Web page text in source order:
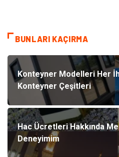
BUNLARI KAÇIRMA
Konteyner Modelleri Her
Konteyner Çeşitleri
Hac Ücretleri Hakkında
Deneyimim